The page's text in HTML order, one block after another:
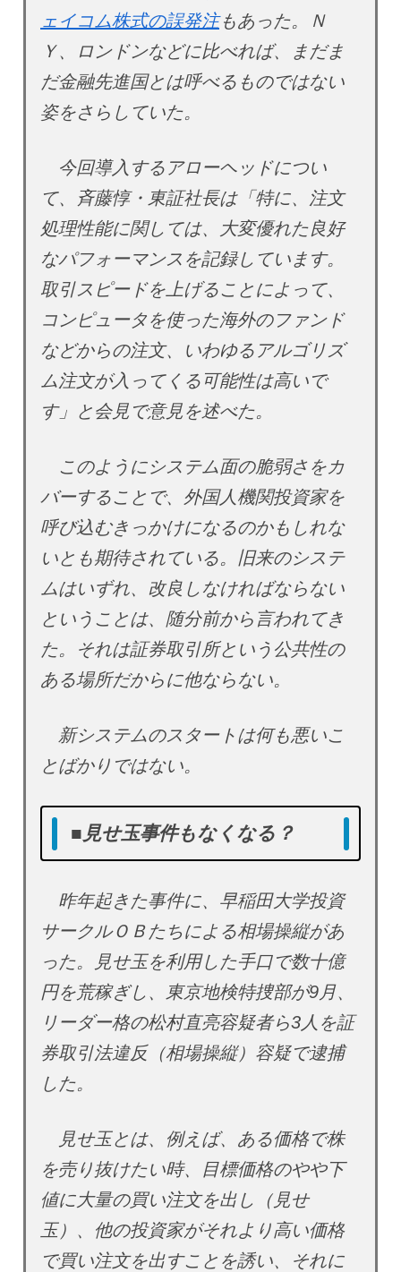
ェイコム株式の誤発注もあった。Ｎ
Ｙ、ロンドンなどに比べれば、まだま
だ金融先進国とは呼べるものではない
姿をさらしていた。
今回導入するアローヘッドについ
て、斉藤惇・東証社長は「特に、注文
処理性能に関しては、大変優れた良好
なパフォーマンスを記録しています。
取引スピードを上げることによって、
コンピュータを使った海外のファンド
などからの注文、いわゆるアルゴリズ
ム注文が入ってくる可能性は高いで
す」と会見で意見を述べた。
このようにシステム面の脆弱さをカ
バーすることで、外国人機関投資家を
呼び込むきっかけになるのかもしれな
いとも期待されている。旧来のシステ
ムはいずれ、改良しなければならない
ということは、随分前から言われてき
た。それは証券取引所という公共性の
ある場所だからに他ならない。
新システムのスタートは何も悪いこ
とばかりではない。
■見せ玉事件もなくなる？
昨年起きた事件に、早稲田大学投資
サークルＯＢたちによる相場操縦があ
った。見せ玉を利用した手口で数十億
円を荒稼ぎし、東京地検特捜部が9月、
リーダー格の松村直亮容疑者ら3人を証
券取引法違反（相場操縦）容疑で逮捕
した。
見せ玉とは、例えば、ある価格で株
を売り抜けたい時、目標価格のやや下
値に大量の買い注文を出し（見せ
玉）、他の投資家がそれより高い価格
で買い注文を出すことを誘い、それに